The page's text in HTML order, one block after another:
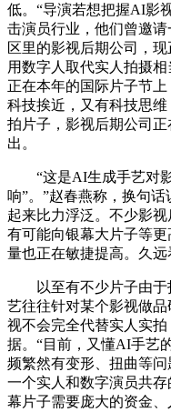
低。“导演若想把握AI影
击演员行业，他们曾邀
区里的影视后期公司，
用数字人取代实人拍摄相
正在本年的国际片子节
科技挨近，又有科技思
拍片子，影视后期公司
出。
“这是AI生成手艺对影
响”。”赵春燕称，换句
起来比力浮泛。不少影
有可能向银幕大片子等
量也正在敏捷提高。久远
以至有不少片子由于
艺往往针对某个影视做
视不会完全代替实人实
据。“目前，又懂AI手艺
频繁然有变形、扭曲等
一个实人和数字演员共
幕片子需要庞大的资金